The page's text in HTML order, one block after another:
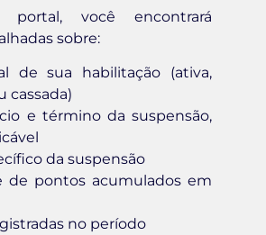
você encontrará
sobre:
de sua habilitação (ativa,
cassada)
e término da suspensão,
da suspensão
de pontos acumulados em
no período